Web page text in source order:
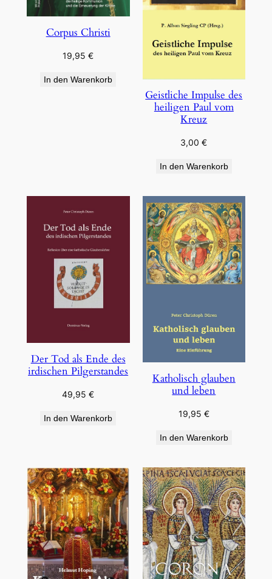
Corpus Christi
19,95€
In den Warenkorb
Geistliche Impulse des
heiligen Paul vom
Kreuz
3,00€
In den Warenkorb
Der Tod als Ende des
irdischen Pilgerstandes
49,95€
In den Warenkorb
Katholisch glauben
und leben
19,95 €
In den Warenkorb